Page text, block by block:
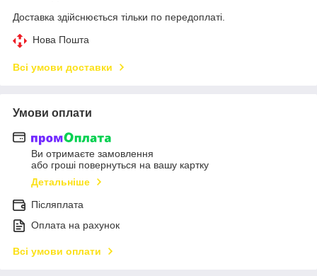
Доставка здійснюється тільки по передоплаті.
Нова Пошта
Всі умови доставки
Умови оплати
Ви отримаєте замовлення
або гроші повернуться на вашу картку
Детальніше
Післяплата
Оплата на рахунок
Всі умови оплати